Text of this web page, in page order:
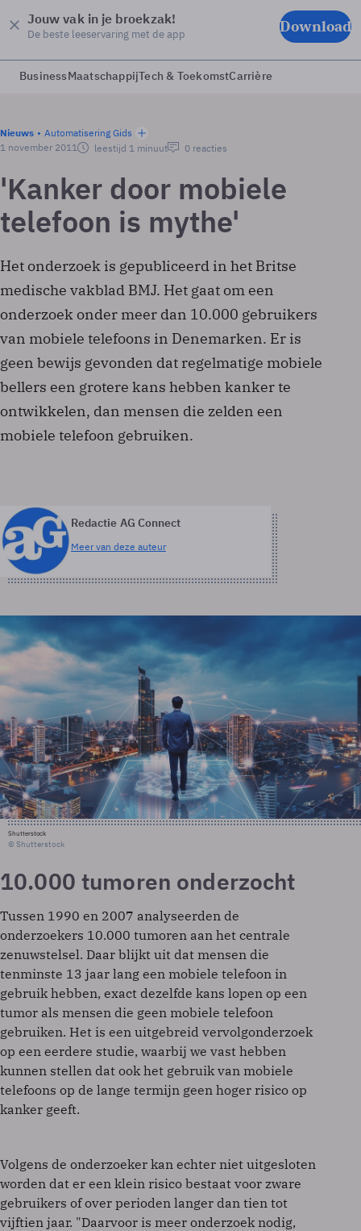
Jouw vak in je broekzak!
De beste leeservaring met de app Download
BusinessMaatschappijTech & ToekomstCarrière
Nieuws
Automatisering Gids
1 november 2011
leestijd 1 minuut 0 reacties
'Kanker door mobiele
telefoon is mythe'
Het onderzoek is gepubliceerd in het Britse
medische vakblad BMJ. Het gaat om een
onderzoek onder meer dan 10.000 gebruikers
van mobiele telefoons in Denemarken. Er is
geen bewijs gevonden dat regelmatige mobiele
bellers een grotere kans hebben kanker te
ontwikkelen, dan mensen die zelden een
mobiele telefoon gebruiken.
Redactie AG Connect
Meer van deze auteur
Shutterstock
© Shutterstock
10.000 tumoren onderzocht
Tussen 1990 en 2007 analyseerden de
onderzoekers 10.000 tumoren aan het centrale
zenuwstelsel. Daar blijkt uit dat mensen die
tenminste 13 jaar lang een mobiele telefoon in
gebruik hebben, exact dezelfde kans lopen op een
tumor als mensen die geen mobiele telefoon
gebruiken. Het is een uitgebreid vervolgonderzoek
op een eerdere studie, waarbij we vast hebben
kunnen stellen dat ook het gebruik van mobiele
telefoons op de lange termijn geen hoger risico op
kanker geeft.
Volgens de onderzoeker kan echter niet uitgesloten
worden dat er een klein risico bestaat voor zware
gebruikers of over perioden langer dan tien tot
vijftien jaar. "Daarvoor is meer onderzoek nodig,